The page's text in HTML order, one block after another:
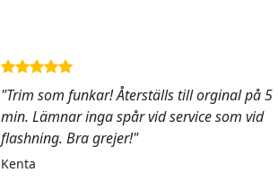
"Trim som funkar! Återställs till orginal på 5
min. Lämnar inga spår vid service som vid
flashning. Bra grejer!"
Kenta